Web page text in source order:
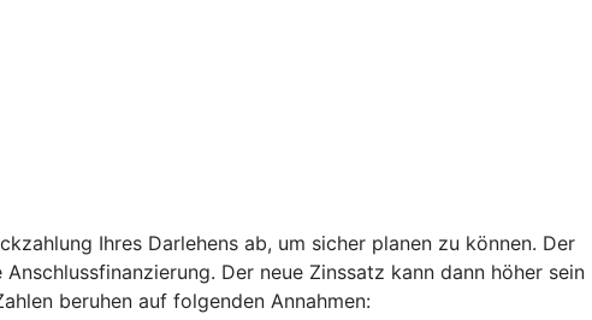
Ihres Darlehens ab, um sicher planen zu können. Der
Der neue Zinssatz kann dann höher sein
beruhen auf folgenden Annahmen: